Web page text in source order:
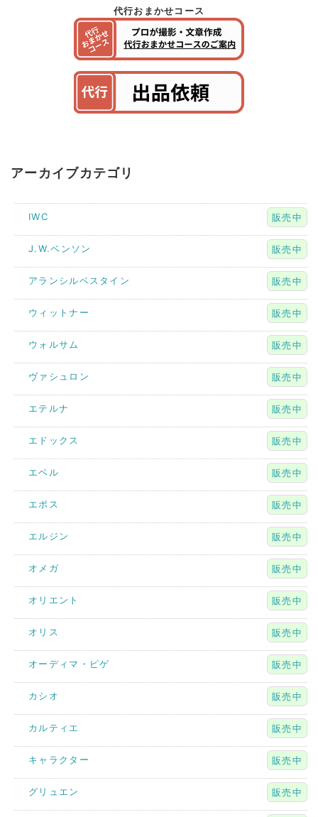
代行おまかせコース
アーカイブカテゴリ
IWC 販売中
J.W.ベンソン 販売中
アランシルベスタイン 販売中
ウィットナー 販売中
ウォルサム 販売中
ヴァシュロン 販売中
エテルナ 販売中
エドックス 販売中
エベル 販売中
エポス 販売中
エルジン 販売中
オメガ 販売中
オリエント 販売中
オリス 販売中
オーディマ・ピゲ 販売中
カシオ 販売中
カルティエ 販売中
キャラクター 販売中
グリュエン 販売中